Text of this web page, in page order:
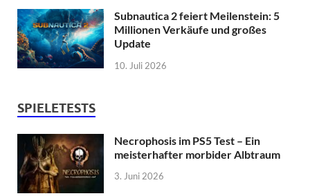
Subnautica 2 feiert Meilenstein: 5
Millionen Verkäufe und großes
Update
10. Juli 2026
SPIELETESTS
Necrophosis im PS5 Test – Ein
meisterhafter morbider Albtraum
3. Juni 2026